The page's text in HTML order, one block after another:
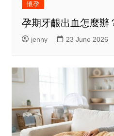
懷孕
孕期牙齦出血怎麼辦
jenny 23 June 2026